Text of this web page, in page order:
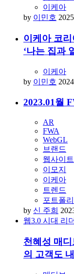
이케아
by 이민호
이케아 코
‘나는 집과
이케아
by 이민호
2023.01월
AR
FWA
WebGL
브랜드
웹사이트
이모지
이케아
트렌드
포트폴
by 신 주희
웹3.0 시대 리
천혜성 매
의 고객도